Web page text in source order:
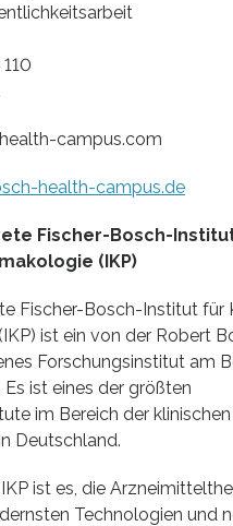
campus.com
health-campus.de
Fischer-Bosch-
(IKP)
Fischer-Bosch-Institut für
ist ein von der Robert
Forschungsinstitut am
ist eines der größten
im Bereich der klinischen
Deutschland.
ist es, die
Technologien und